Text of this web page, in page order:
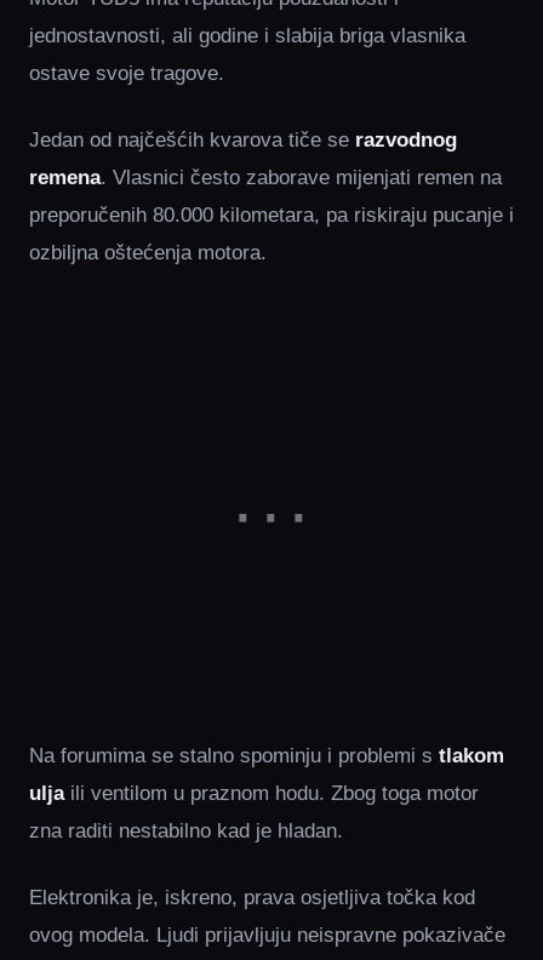
jednostavnosti, ali godine i slabija briga vlasnika
ostave svoje tragove.
Jedan od najčešćih kvarova tiče se razvodnog
remena. Vlasnici često zaborave mijenjati remen na
preporučenih 80.000 kilometara, pa riskiraju pucanje i
ozbiljna oštećenja motora.
Na forumima se stalno spominju i problemi s tlakom
uljaili ventilom u praznom hodu. Zbog toga motor
zna raditi nestabilno kad je hladan.
Elektronika je, iskreno, prava osjetljiva točka kod
ovog modela. Ljudi prijavljuju neispravne pokazivače